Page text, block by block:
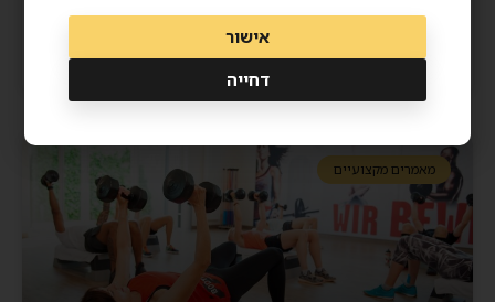
מסת שריר ואריכות ימים – איך שרירים חזקים מצילים
מאמרים מקצועיים
אישור
דחייה